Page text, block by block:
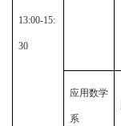
13:00-15:
30
应用数学
系